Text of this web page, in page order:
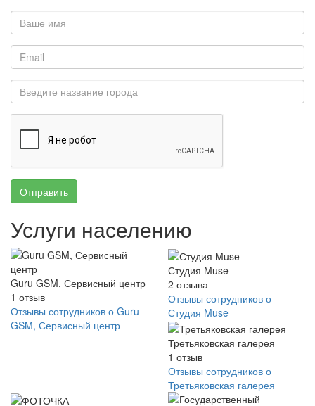
Отправить
Услуги населению
Guru GSM, Сервисный центр
1 отзыв
Отзывы сотрудников о Guru
GSM, Сервисный центр
Студия Muse
2 отзыва
Отзывы сотрудников о
Студия Muse
Третьяковская галерея
1 отзыв
Отзывы сотрудников о
Третьяковская галерея